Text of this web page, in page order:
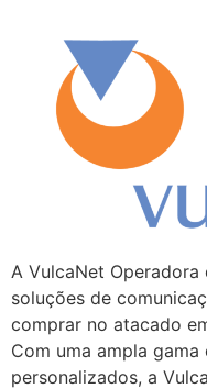
A VulcaNet Operadora
soluções de
comprar no atacado
Com uma ampla
personalizados, a